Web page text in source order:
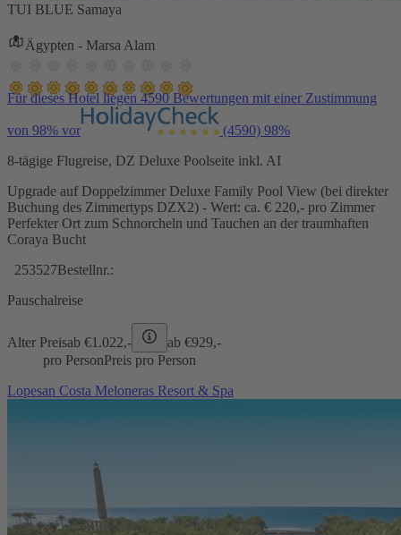
TUI BLUE Samaya
Ägypten - Marsa Alam
Für dieses Hotel liegen 4590 Bewertungen mit einer Zustimmung
von 98% vor (4590) 98%
8-tägige Flugreise, DZ Deluxe Poolseite inkl. AI
Upgrade auf Doppelzimmer Deluxe Family Pool View (bei direkter
Buchung des Zimmertyps DZX2) - Wert: ca. € 220,- pro Zimmer
Perfekter Ort zum Schnorcheln und Tauchen an der traumhaften
Coraya Bucht
253527Bestellnr.:
Pauschalreise
Alter Preisab €1.022,- ab €929,-
pro PersonPreis pro Person
Lopesan Costa Meloneras Resort & Spa